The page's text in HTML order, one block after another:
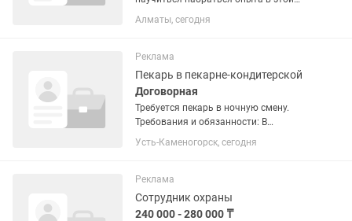
сфере . -помощь со сбором вещами на
съемке 2 раза в неделю Примерно 4-5
Алматы, сегодня
Реклама
Пекарь в пекарне-кондитерской
Договорная
Требуется пекарь в ночную смену.
Требования и обязанности: В
кондитерскую-кофейню Tortishnaya
требуется пекарь. Умение работать с
проведем. Ищем ответственных...
Усть-Каменогорск, сегодня
Реклама
Сотрудник охраны
240 000 - 280 000 ₸